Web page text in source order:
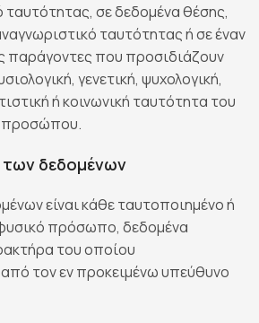
ταυτότητας, σε δεδομένα θέσης,
ταυτότητας ή σε έναν
παράγοντες που προσιδιάζουν
γενετική, ψυχολογική,
ή κοινωνική ταυτότητα του
προσώπου.
των δεδομένων
είναι κάθε ταυτοποιημένο ή
πρόσωπο, δεδομένα
του οποίου
τον εν προκειμένω υπεύθυνο